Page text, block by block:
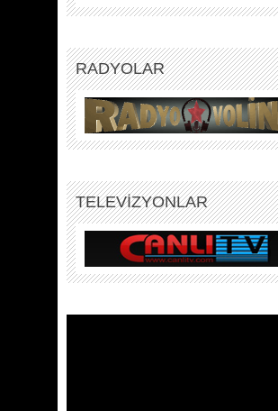
RADYOLAR
TELEVİZYONLAR